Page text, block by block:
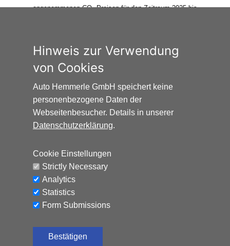
angenommenen CO₂-Preisen für den Zeitraum 2025 bis
zugrundeliegenden Modellrechnungen ausfallen. Die
CO₂-Kosten sind beim Tanken mit den Kraftstoffkosten
zu bezahlen. Weitere Informationen unter
www.alternativ-mobil.info.
Auto Hemmerle GmbH · Wasserburger
Landstraße 137-141 · 81827 München
info@autohemmerle.de
AGB
Hinweis zur Verwendung
von Cookies
Auto Hemmerle GmbH speichert keine
personenbezogene Daten der
Webseitenbesucher. Details in unserer
Datenschutzerklärung.
Cookie Einstellungen
Strictly Necessary
Analytics
Statistics
Form Submissions
Bestätigen